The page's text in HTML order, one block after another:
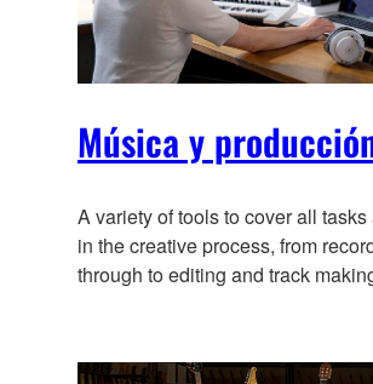
Música y
A variety of tools to cover all
in the creative process, from
through to editing and track